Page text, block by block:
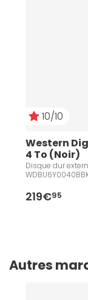
10/10
Western
4 To (Noir)
Disque dur
219€95
Autres